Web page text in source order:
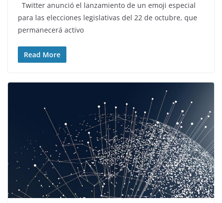
Twitter anunció el lanzamiento de un emoji especial
para las elecciones legislativas del 22 de octubre, que
permanecerá activo
Read More